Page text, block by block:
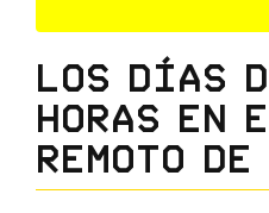
Contacto
Los días
horas en
remoto